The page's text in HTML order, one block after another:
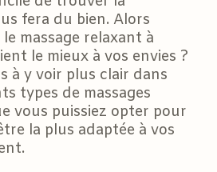
fera du bien. Alors
massage relaxant à
le mieux à vos envies ?
à y voir plus clair dans
types de massages
vous puissiez opter pour
la plus adaptée à vos